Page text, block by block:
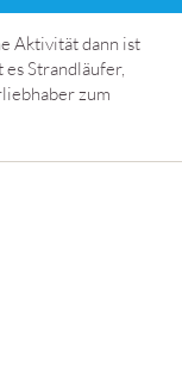
Aktivität dann ist
Strandläufer,
zum